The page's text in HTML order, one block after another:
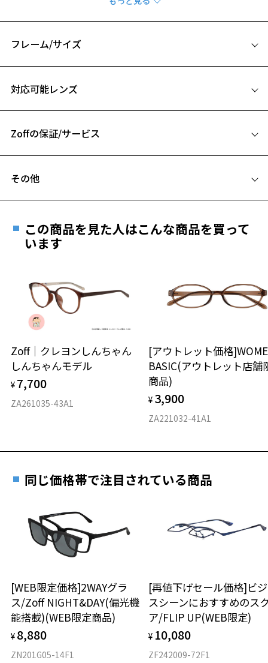
お気に入り
お気に入りに追加済です。
※柄や色味の出方に個体差があり、画像と異なる場合がございます。
フレーム/サイズ
B ブリッジ(鼻部分)の横幅：19mm
お持ちのZoffメガネサイズを確認するには？
仕上がり寸法
D 仕上がりの横幅：約135mm
9.8g
※着脱式サングラス：デモレンズ、アタッチメント込みの重さ
タイプ
材質
フロント素材：メタル
対応可能レンズ
フレームとレンズの合計料金を知りたい方へ
Zoffの保証/サービス
安心1 フレーム１年間品質保証
きます。
※保証期間内に交換が行われた場合、保証期間は初期の期間から
延長されません。
安心2 視力測定無料
視力の変化を早めに発見するために、定期的な視
力測定をおすすめいたします。
安心3 かかり具合調整無料
す。
その他
ご希望のお客さまは、「レンズ交換券」をお選びのうえ、
最寄りのZoff実店舗にてレンズをお買い求めください。
※サングラスやパッケージ品では「レンズ交換券」はお選び
談ください。
＜メガネの度数情報がわからない方へ＞
オンラインストアでフレームのみ購入して、
実店舗で度付きにできます
ご購入時に「レンズ交換券」をお選びいただくと、実店舗で
度数を測定のうえ、度付きレンズ（標準セットレンズ）へ無
実店舗で度数を測定いただけます
お近くのZoff実店舗にて度数を測定いただけます（無料）。
その際は記入用紙をダウンロードしてお使いください。
この商品を見た人はこんな商品を買って
います
Zoff｜クレヨンしんちゃん
しんちゃんモデル
¥ 7,700
ZA261035-43A1
[アウトレット価格
BASIC(アウトレット店舗
商品)
¥ 3,900
ZA221032-41A1
同じ価格帯で注目されている商品
[WEB限定価格]2WAYグラ
ス/Zoff NIGHT&DAY(偏光機
能搭載)(WEB限定商品)
¥ 8,880
ZN201G05-14F1
[再値下げセール価格]ビ
スシーンにおすすめのス
ア/FLIP UP(WEB限定)
¥ 10,080
ZF242009-72F1